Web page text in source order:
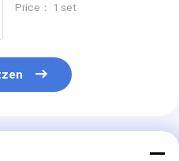
automatische
Price： 1 set